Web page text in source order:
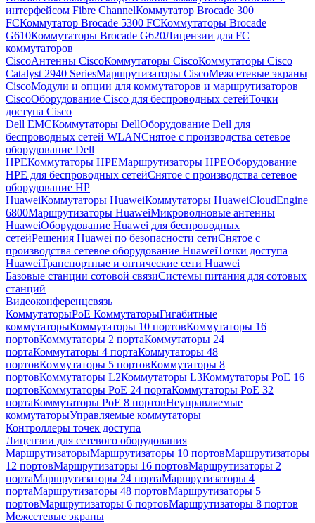
интерфейсом Fibre ChannelКоммутатор Brocade 300
FCКоммутатор Brocade 5300 FCКоммутаторы Brocade
G610Коммутаторы Brocade G620Лицензии для FC
коммутаторов
CiscoАнтенны CiscoКоммутаторы CiscoКоммутаторы Cisco
Catalyst 2940 SeriesМаршрутизаторы CiscoМежсетевые экраны
CiscoМодули и опции для коммутаторов и маршрутизаторов
CiscoОборудование Cisco для беспроводных сетейТочки
доступа Cisco
Dell EMCКоммутаторы DellОборудование Dell для
беспроводных сетей WLANСнятое с производства сетевое
оборудование Dell
HPEКоммутаторы HPEМаршрутизаторы HPEОборудование
HPE для беспроводных сетейСнятое с производства сетевое
оборудование HP
HuaweiКоммутаторы HuaweiКоммутаторы HuaweiCloudEngine
6800Маршрутизаторы HuaweiМикроволновые антенны
HuaweiОборудование Huawei для беспроводных
сетейРешения Huawei по безопасности сетиСнятое с
производства сетевое оборудование HuaweiТочки доступа
HuaweiТранспортные и оптические сети Huawei
Базовые станции сотовой связиСистемы питания для сотовых
станций
Видеоконференцсвязь
КоммутаторыPoE КоммутаторыГигабитные
коммутаторыКоммутаторы 10 портовКоммутаторы 16
портовКоммутаторы 2 портаКоммутаторы 24
портаКоммутаторы 4 портаКоммутаторы 48
портовКоммутаторы 5 портовКоммутаторы 8
портовКоммутаторы L2Коммутаторы L3Коммутаторы PoE 16
портовКоммутаторы PoE 24 портаКоммутаторы PoE 32
портаКоммутаторы PoE 8 портовНеуправляемые
коммутаторыУправляемые коммутаторы
Контроллеры точек доступа
Лицензии для сетевого оборудования
МаршрутизаторыМаршрутизаторы 10 портовМаршрутизаторы
12 портовМаршрутизаторы 16 портовМаршрутизаторы 2
портаМаршрутизаторы 24 портаМаршрутизаторы 4
портаМаршрутизаторы 48 портовМаршрутизаторы 5
портовМаршрутизаторы 6 портовМаршрутизаторы 8 портов
Межсетевые экраны